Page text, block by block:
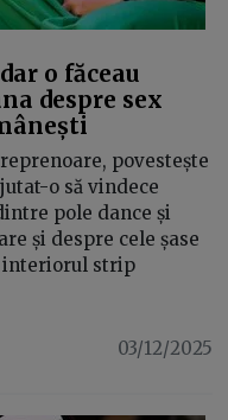
o făceau
despre sex
povestește
o să vindece
pole dance și
și despre cele șase
interiorul strip
03/12/2025